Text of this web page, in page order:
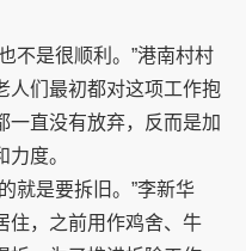
不是很顺利。”港南村村
人们最初都对这项工作抱
一直没有放弃，反而是加
度。
就是要拆旧。”李新华
住，之前用作鸡舍、牛